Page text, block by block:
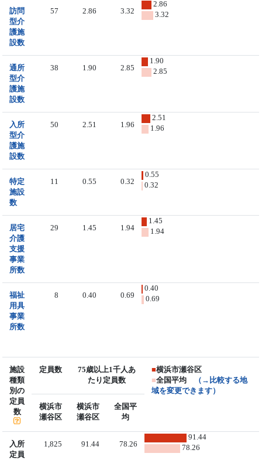
訪問
型介
護施
設数
57 2.86 3.32
2.86
3.32
通所
型介
護施
設数
38 1.90 2.85
1.90
2.85
入所
型介
護施
設数
50 2.51 1.96
2.51
1.96
特定
施設
数
11 0.55 0.32
0.55
0.32
居宅
介護
支援
事業
所数
29 1.45 1.94
1.45
1.94
福祉
用具
事業
所数
8 0.40 0.69
0.40
0.69
施設
種類
別の
定員
数
定員数
75歳以上1千人あ
たり定員数
■横浜市瀬谷区
■全国平均
（→比較する地
域を変更できます）
横浜市
瀬谷区
横浜市
瀬谷区
全国平
均
入所
定員
1,825 91.44 78.26
91.44
78.26